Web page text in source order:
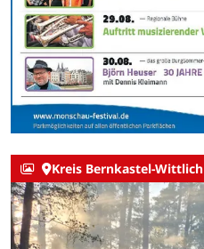
Kreis Bernkastel-Wittlich